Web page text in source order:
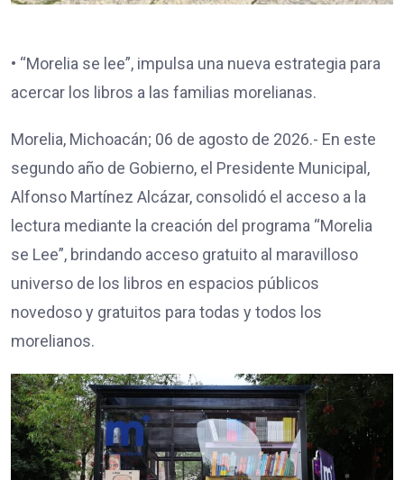
• “Morelia se lee”, impulsa una nueva estrategia para
acercar los libros a las familias morelianas.
Morelia, Michoacán; 06 de agosto de 2026.- En este
segundo año de Gobierno, el Presidente Municipal,
Alfonso Martínez Alcázar, consolidó el acceso a la
lectura mediante la creación del programa “Morelia
se Lee”, brindando acceso gratuito al maravilloso
universo de los libros en espacios públicos
novedoso y gratuitos para todas y todos los
morelianos.